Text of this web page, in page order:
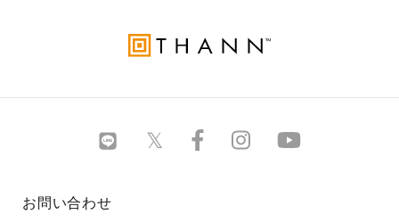
お問い合わせ